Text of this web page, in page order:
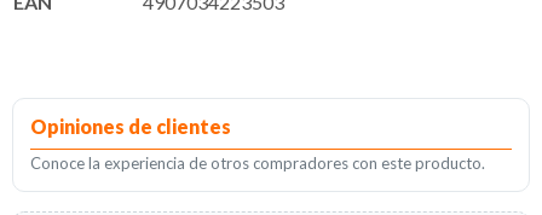
Opiniones de clientes
Conoce la experiencia de otros compradores con este producto.